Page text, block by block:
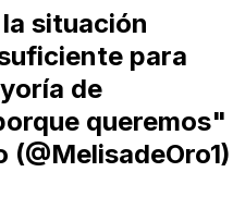
situación
para
de
queremos"